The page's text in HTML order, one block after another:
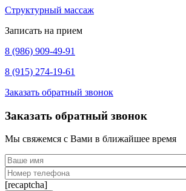
Структурный массаж
Записать на прием
8 (986) 909-49-91
8 (915) 274-19-61
Заказать обратный звонок
Заказать обратный звонок
Мы свяжемся с Вами в ближайшее время
[recaptcha]